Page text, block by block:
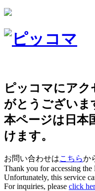
ピッコマにアク
がとうございま
本ページは日本
けます。
お問い合わせはこちらか
Thank you for accessing the
Unfortunately, this service
For inquiries, please click